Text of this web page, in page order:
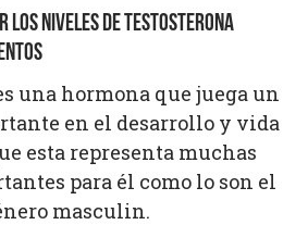
LOS NIVELES DE TESTOSTERONA
una hormona que juega un
en el desarrollo y vida
esta representa muchas
para él como lo son el
masculin.